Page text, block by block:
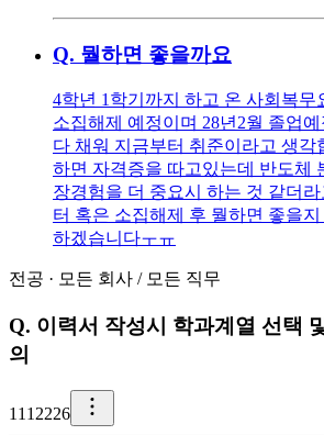
Q. 뭘하면 좋을까요
4학년 1학기까지 하고 온 사회복무
소집해제 예정이며 28년2월 졸업
다 채워 지금부터 취준이라고 생각
하면 자격증을 따고있는데 반도체
장경험을 더 중요시 하는 것 같더
터 혹은 소집해제 후 뭘하면 좋을
하겠습니다ㅜㅠ
전공 · 모든 회사 / 모든 직무
Q. 이력서 작성시 학과계열 선택
의
1 112226